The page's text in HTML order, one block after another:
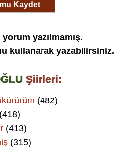
Kaydet
yazılmamış.
kullanarak yazabilirsiniz.
Şiirleri:
(482)
(418)
(413)
(315)